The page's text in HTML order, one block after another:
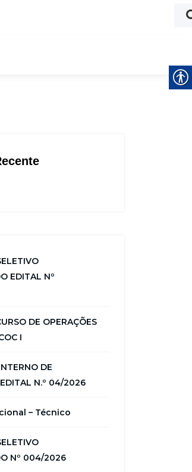
EDITAL Nº
DE OPERAÇÕES
I
DE
N.º 04/2026
– Técnico
Nº 004/2026